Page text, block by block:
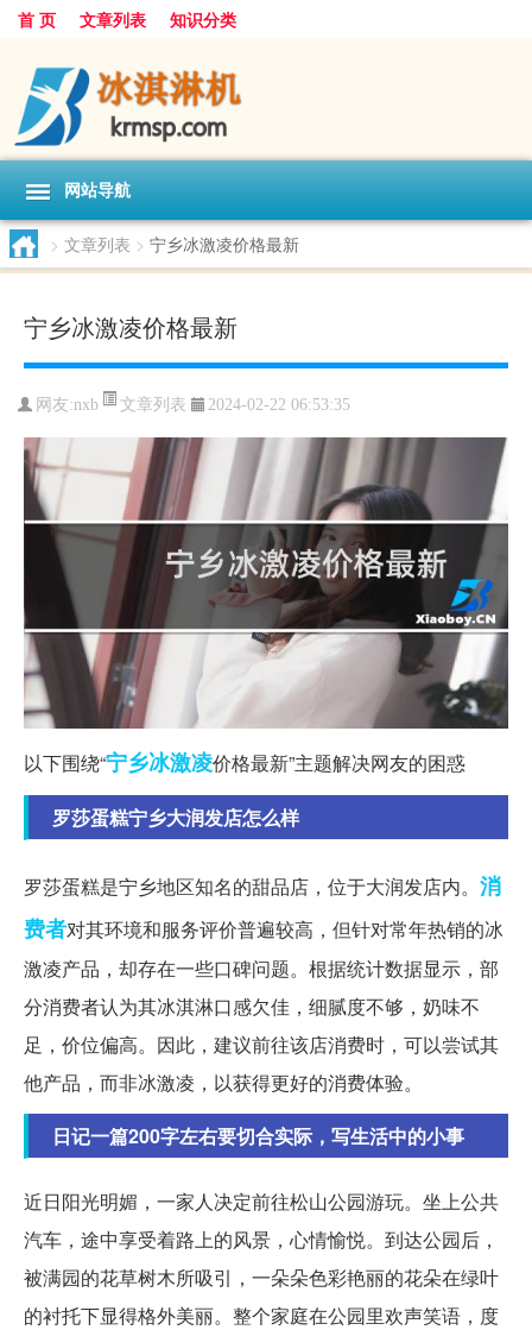
首 页 文章列表 知识分类
网站导航
> 文章列表 > 宁乡冰激凌价格最新
宁乡冰激凌价格最新
网友:nxb 文章列表 2024-02-22 06:53:35
以下围绕“宁乡冰激凌价格最新”主题解决网友的困惑
罗莎蛋糕宁乡大润发店怎么样
罗莎蛋糕是宁乡地区知名的甜品店，位于大润发店内。 消
费者对其环境和服务评价普遍较高，但针对常年热销的冰
激凌产品，却存在一些口碑问题。根据统计数据显示，部
分消费者认为其冰淇淋口感欠佳，细腻度不够，奶味不
足，价位偏高。因此，建议前往该店消费时，可以尝试其
他产品，而非冰激凌，以获得更好的消费体验。
日记一篇200字左右要切合实际，写生活中的小事
近日阳光明媚，一家人决定前往松山公园游玩。坐上公共
汽车，途中享受着路上的风景，心情愉悦。到达公园后，
被满园的花草树木所吸引，一朵朵色彩艳丽的花朵在绿叶
的衬托下显得格外美丽。整个家庭在公园里欢声笑语，度